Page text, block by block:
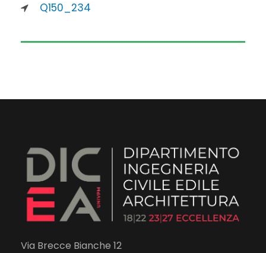
Q150_234
Via Brecce Bianche 12